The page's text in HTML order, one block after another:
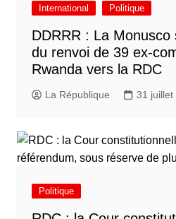
International Politique
DDRRR : La Monusco
du renvoi de 39 ex-
Rwanda vers la RDC
La République 31 juillet
Politique